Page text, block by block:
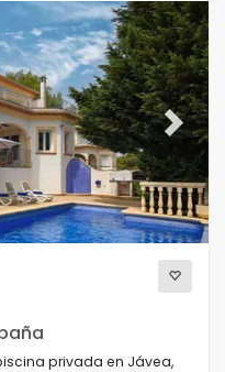
Next
privada en Jávea,